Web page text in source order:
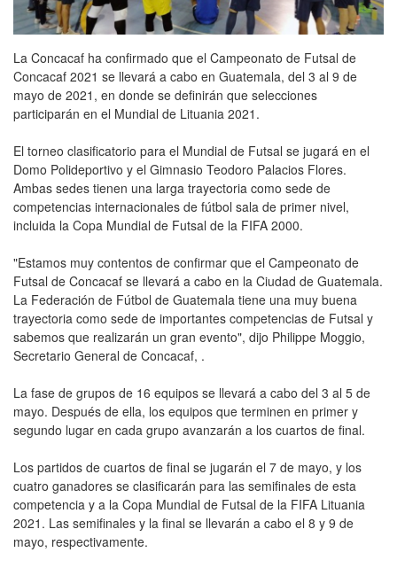
La Concacaf ha confirmado que el Campeonato de Futsal de
Concacaf 2021 se llevará a cabo en Guatemala, del 3 al 9 de
mayo de 2021, en donde se definirán que selecciones
participarán en el Mundial de Lituania 2021.
El torneo clasificatorio para el Mundial de Futsal se jugará en el
Domo Polideportivo y el Gimnasio Teodoro Palacios Flores.
Ambas sedes tienen una larga trayectoria como sede de
competencias internacionales de fútbol sala de primer nivel,
incluida la Copa Mundial de Futsal de la FIFA 2000.
"Estamos muy contentos de confirmar que el Campeonato de
Futsal de Concacaf se llevará a cabo en la Ciudad de Guatemala.
La Federación de Fútbol de Guatemala tiene una muy buena
trayectoria como sede de importantes competencias de Futsal y
sabemos que realizarán un gran evento", dijo Philippe Moggio,
Secretario General de Concacaf, .
La fase de grupos de 16 equipos se llevará a cabo del 3 al 5 de
mayo. Después de ella, los equipos que terminen en primer y
segundo lugar en cada grupo avanzarán a los cuartos de final.
Los partidos de cuartos de final se jugarán el 7 de mayo, y los
cuatro ganadores se clasificarán para las semifinales de esta
competencia y a la Copa Mundial de Futsal de la FIFA Lituania
2021. Las semifinales y la final se llevarán a cabo el 8 y 9 de
mayo, respectivamente.